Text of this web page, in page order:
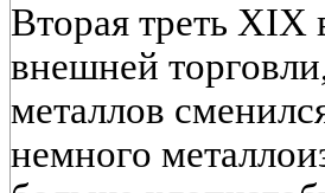
Вторая треть
внешней
металлов
немного